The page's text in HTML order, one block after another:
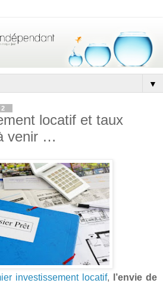
▼
locatif et taux
venir …
investissement locatif,
l’envie de